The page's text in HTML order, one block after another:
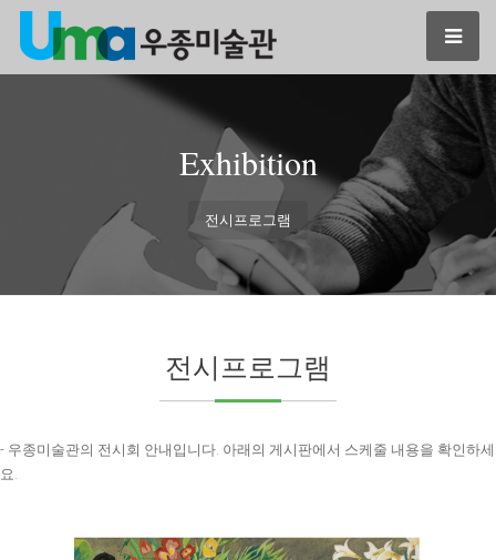
Exhibition
전시프로그램
전시프로그램
- 우종미술관의 전시회 안내입니다. 아래의 게시판에서 스케줄 내용을 확인하세
요.